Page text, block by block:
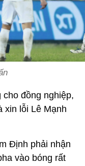
đồng nghiệp,
xin lỗi Lê Mạnh
Định phải nhận
vào bóng rất